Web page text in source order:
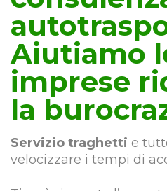
Aiutiamo
imprese
la
Servizio traghetti e
velocizzare i tempi di